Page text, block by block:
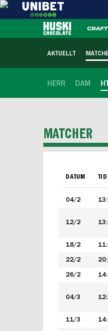
AKTUELLT
HERR DAM
MATCHER
DATUM TID
04/2
12/2
18/2
22/2
26/2
04/3
11/3